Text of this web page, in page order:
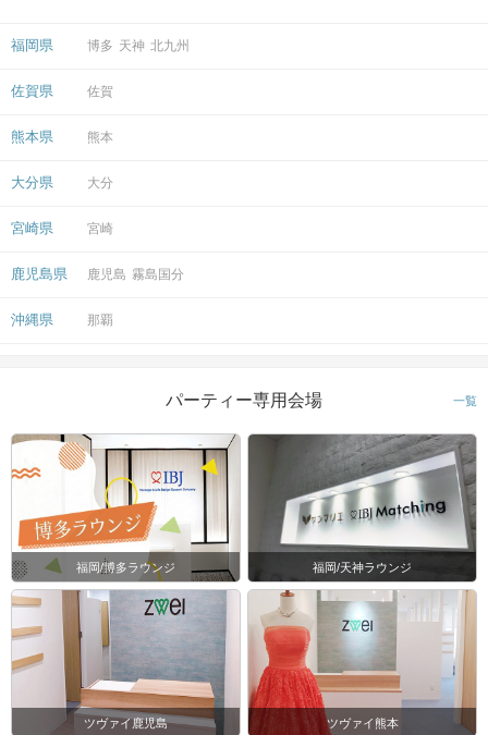
福岡県 博多 天神 北九州
佐賀県 佐賀
熊本県 熊本
大分県 大分
宮崎県 宮崎
鹿児島県 鹿児島 霧島国分
沖縄県 那覇
パーティー専用会場 一覧
福岡/博多ラウンジ 福岡/天神ラウンジ
ツヴァイ鹿児島 ツヴァイ熊本